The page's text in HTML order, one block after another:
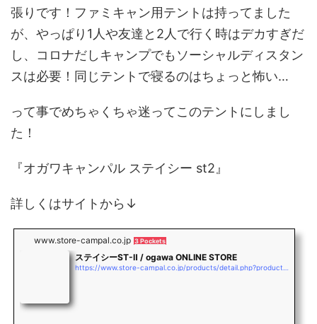
張りです！ファミキャン用テントは持ってました
が、やっぱり1人や友達と2人で行く時はデカすぎだ
し、コロナだしキャンプでもソーシャルディスタン
スは必要！同じテントで寝るのはちょっと怖い…
って事でめちゃくちゃ迷ってこのテントにしまし
た！
『オガワキャンパル ステイシー st2』
詳しくはサイトから↓
www.store-campal.co.jp 3 Pockets
ステイシーST-Ⅱ / ogawa ONLINE STORE
https://www.store-campal.co.jp/products/detail.php?product_id=4389